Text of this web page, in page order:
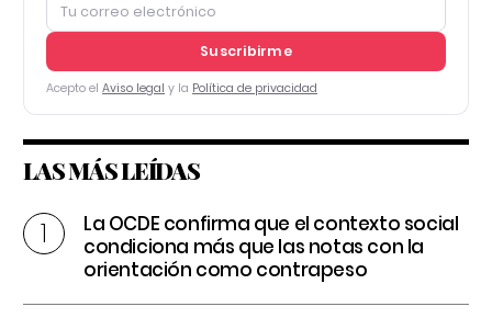
Suscribirme
Acepto el Aviso legal y la Política de privacidad
LAS MÁS LEÍDAS
La OCDE confirma que el contexto social
condiciona más que las notas con la
orientación como contrapeso